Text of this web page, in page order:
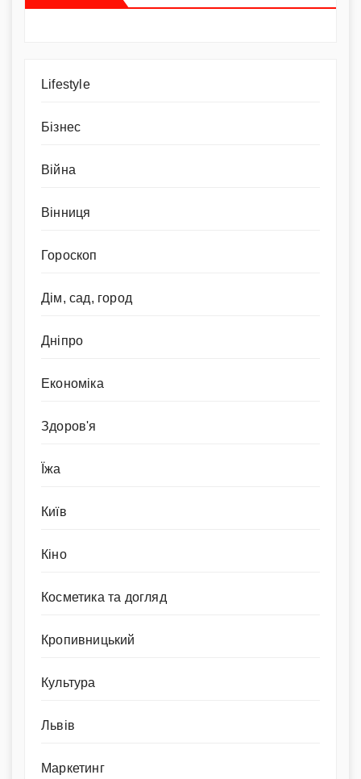
Lifestyle
Бізнес
Війна
Вінниця
Гороскоп
Дім, сад, город
Дніпро
Економіка
Здоров'я
Їжа
Київ
Кіно
Косметика та догляд
Кропивницький
Культура
Львів
Маркетинг